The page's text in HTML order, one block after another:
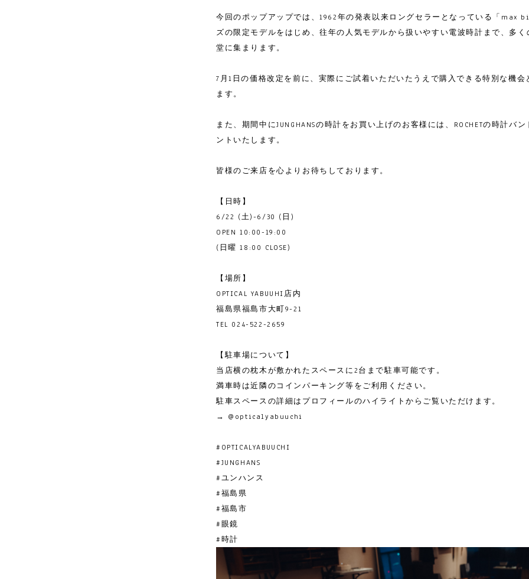
今回のポップアップでは、1962年の発表以来ロングセラーとなっている「max
ズの限定モデルをはじめ、往年の人気モデルから扱いやすい電波時計まで、多く
堂に集まります。
7月1日の価格改定を前に、実際にご試着いただいたうえで購入できる特別な機会
ます。
また、期間中にJUNGHANSの時計をお買い上げのお客様には、ROCHETの時計バ
ントいたします。
皆様のご来店を心よりお待ちしております。
【日時】
6/22 (土)-6/30 (日)
OPEN 10:00-19:00
(日曜 18:00 CLOSE)
【場所】
OPTICAL YABUUHI店内
福島県福島市大町9-21
TEL 024-522-2659
【駐車場について】
当店横の枕木が敷かれたスペースに2台まで駐車可能です。
満車時は近隣のコインパーキング等をご利用ください。
駐車スペースの詳細はプロフィールのハイライトからご覧いただけます。
→ @opticalyabuuchi
#OPTICALYABUUCHI
#JUNGHANS
#ユンハンス
#福島県
#福島市
#眼鏡
#時計